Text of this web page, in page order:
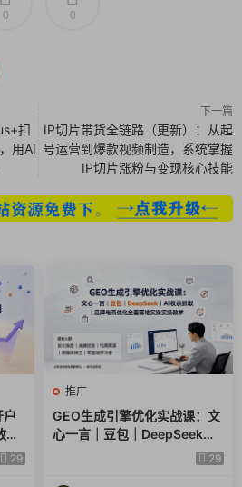
品牌.mp4
，从源头塑造个人品牌.mp4
.mp4
好.mp4
，做自己的品牌.mp4
大模型.mp4
一笑百媚生.mp4
模型.mp4
造权威感.mp4
0 0
扣
用AI
下一篇
IP切片带货全链路（更新）：从起
号运营到爆款视频制造，系统掌握
IP切片涨粉与变现核心技能
目
学
29
推广
GEO生成引擎优化实战课：文
心一言｜豆包｜DeepSeek｜
AI收录抓取｜品牌电商优化全
29